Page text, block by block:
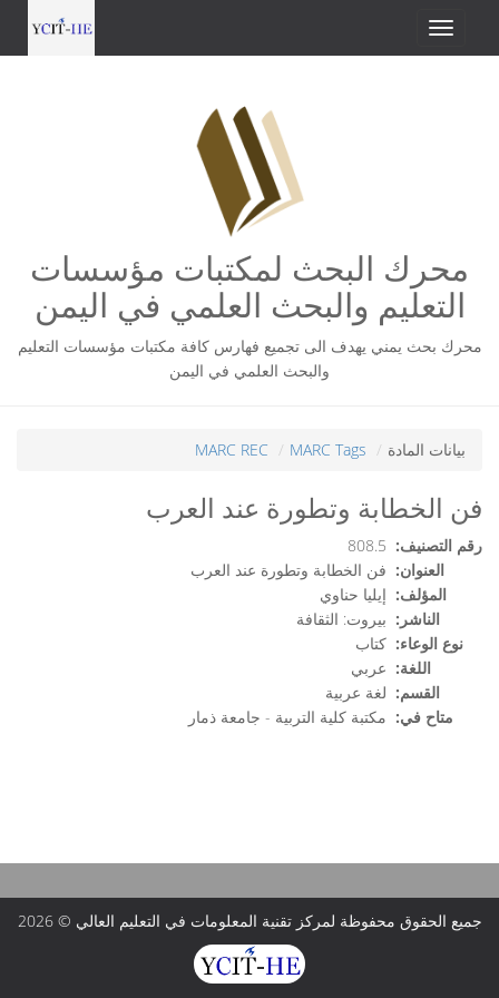
محرك البحث لمكتبات مؤسسات
التعليم والبحث العلمي في اليمن
محرك بحث يمني يهدف الى تجميع فهارس كافة مكتبات مؤسسات التعليم
والبحث العلمي في اليمن
بيانات المادة MARC Tags
MARC REC
فن الخطابة وتطورة عند العرب
رقم التصنيف: 808.5
العنوان: فن الخطابة وتطورة عند العرب
المؤلف: إيليا حناوي
الناشر: بيروت: الثقافة
نوع الوعاء: كتاب
اللغة: عربي
القسم: لغة عربية
متاح في: مكتبة كلية التربية - جامعة ذمار
جميع الحقوق محفوظة لمركز تقنية المعلومات في التعليم العالي © 2026